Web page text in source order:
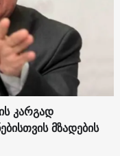
კარგად
მზადების